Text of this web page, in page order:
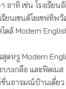
อาทิ เช่น โรงเรีย
ยนเซนต์โยเซฟทิพวั
ตล์ Modern
สุดหรู Modern
บเกลือ และฟิตเนส
นอารมณ์บ้านเดี่ยว